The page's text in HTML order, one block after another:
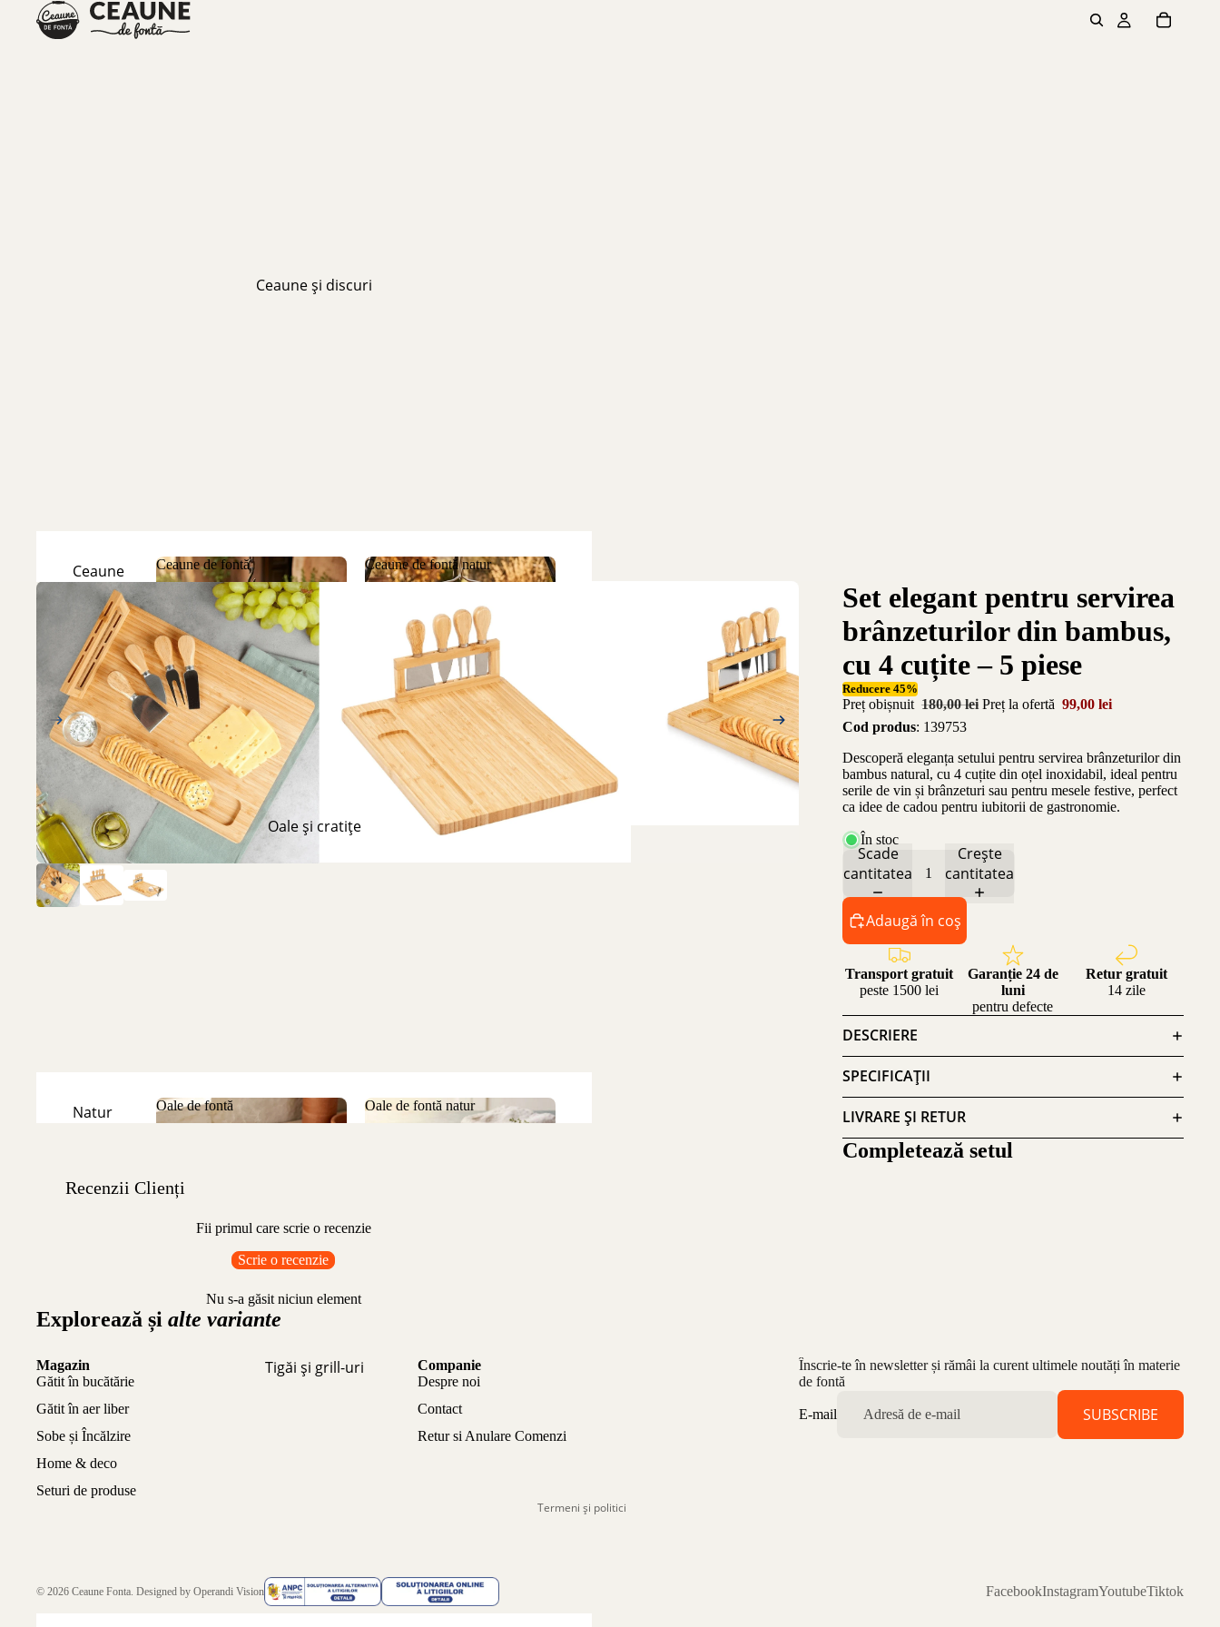
Ceaune și discuri
Ceaune
Natur
Ceaune
Emailate
Discuri
de fontă
Ceaune de fontă
Ceaune de fontă
Ceaune de fontă natur
Oale și cratițe
Natur
Oale de fontă
Oale de fontă natur
Tigăi și grill-uri
Set elegant pentru servirea
brânzeturilor din bambus,
cu 4 cuțite – 5 piese
Reducere 45%
Preț obișnuit 180,00 lei Preț la ofertă 99,00 lei
Cod produs: 139753
Descoperă eleganța setului pentru servirea brânzeturilor din
bambus natural, cu 4 cuțite din oțel inoxidabil, ideal pentru
serile de vin și brânzeturi sau pentru mesele festive, perfect
ca idee de cadou pentru iubitorii de gastronomie.
În stoc
Scade
cantitatea
Crește
cantitatea
Adaugă în coș
Transport gratuit
peste 1500 lei
Garanție 24 de
luni
pentru defecte
Retur gratuit
14 zile
DESCRIERE
SPECIFICAȚII
LIVRARE ȘI RETUR
Completează setul
Recenzii Clienți
Fii primul care scrie o recenzie
Scrie o recenzie
Nu s-a găsit niciun element
Explorează și alte variante
Magazin
Gătit în bucătărie
Gătit în aer liber
Sobe și Încălzire
Home & deco
Seturi de produse
Companie
Despre noi
Contact
Retur si Anulare Comenzi
Înscrie-te în newsletter și rămâi la curent ultimele noutăți în materie
de fontă
E-mail SUBSCRIBE
© 2026 Ceaune Fonta. Designed by Operandi Vision
Termeni și politici
FacebookInstagramYoutubeTiktok